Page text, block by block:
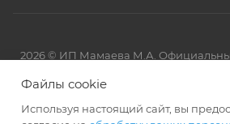
2026 © ИП Мамаева М.А.
Файлы cookie
Используя настоящий сайт, вы